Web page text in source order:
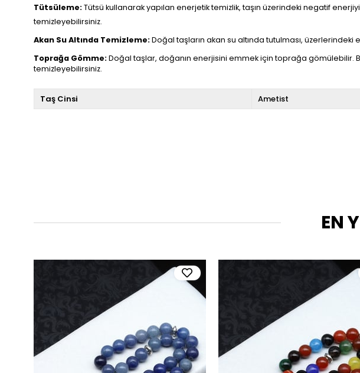
Tütsüleme:Tütsü kullanarak yapılan enerjetik temizlik, taşın üzerindeki negatif
temizleyebilirsiniz.
Akan Su Altında Temizleme:Doğal taşların akan su altında tutulması, üzerlerindeki
Toprağa Gömme:Doğal taşlar, doğanın enerjisini emmek için toprağa gömülebilir.
temizleyebilirsiniz.
Taş Cinsi Ametist
EN